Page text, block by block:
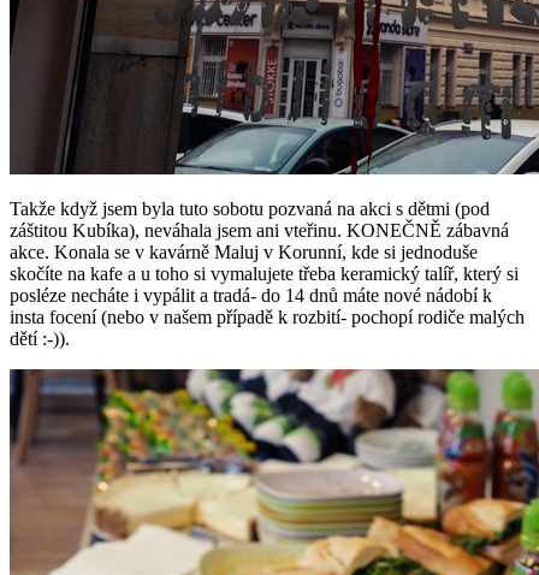
Takže když jsem byla tuto sobotu pozvaná na akci s dětmi (pod
záštitou Kubíka), neváhala jsem ani vteřinu. KONEČNĚ zábavná
akce. Konala se v kavárně Maluj v Korunní, kde si jednoduše
skočíte na kafe a u toho si vymalujete třeba keramický talíř, který si
posléze necháte i vypálit a tradá- do 14 dnů máte nové nádobí k
insta focení (nebo v našem případě k rozbití- pochopí rodiče malých
dětí :-)).